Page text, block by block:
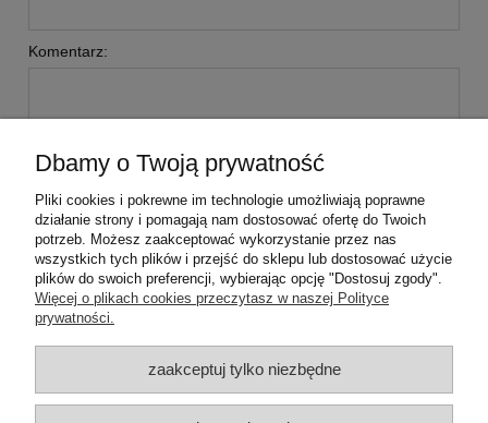
Komentarz:
wyślij
Pomoc
Moje konto
Płatności i dostawa
Dbamy o Twoją prywatność
Pliki cookies i pokrewne im technologie umożliwiają poprawne
działanie strony i pomagają nam dostosować ofertę do Twoich
potrzeb. Możesz zaakceptować wykorzystanie przez nas
wszystkich tych plików i przejść do sklepu lub dostosować użycie
plików do swoich preferencji, wybierając opcję "Dostosuj zgody".
Więcej o plikach cookies przeczytasz w naszej Polityce
prywatności.
zaakceptuj tylko niezbędne